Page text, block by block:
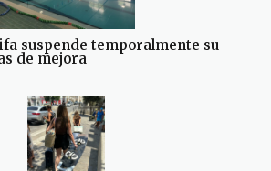
suspende temporalmente su
de mejora